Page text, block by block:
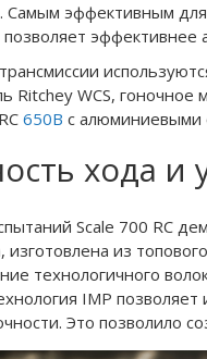
Самым эффективным
позволяет эффективнее
Ritchey WCS, гоночное
650B с алюминиевыми
хода и
Scale 700 RC
изготовлена из
технологичного
IMP
Это позволило